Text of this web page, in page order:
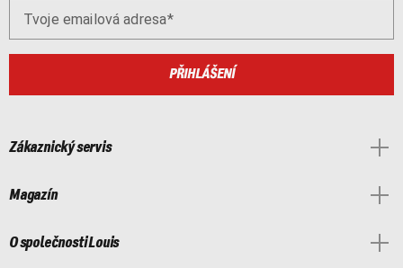
Tvoje emailová adresa
PŘIHLÁŠENÍ
Zákaznický servis
Magazín
O společnosti Louis